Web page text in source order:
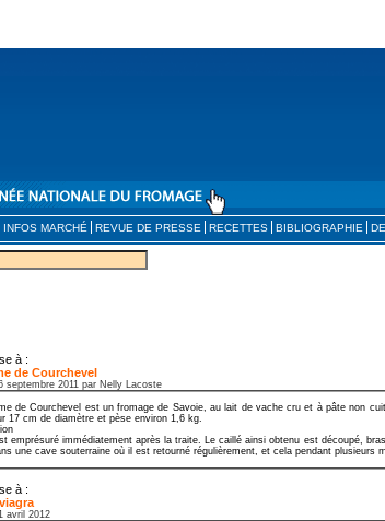
INFOS MARCHÉ REVUE DE PRESSE RECETTES BIBLIOGRAPHIE
à :
de Courchevel
septembre 2011 par Nelly Lacoste
de Courchevel est un fromage de Savoie, au lait de vache cru et à pâte non
17 cm de diamètre et pèse environ 1,6 kg.
emprésuré immédiatement après la traite. Le caillé ainsi obtenu est découpé,
une cave souterraine où il est retourné régulièrement, et cela pendant plusieurs
à :
avril 2012